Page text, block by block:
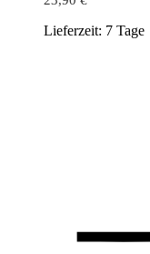
Lieferzeit: 7 Tage